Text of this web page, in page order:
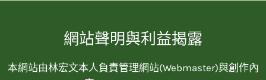
網站聲明與利益揭露
本網站由林宏文本人負責管理網站(Webmaster)與創作內